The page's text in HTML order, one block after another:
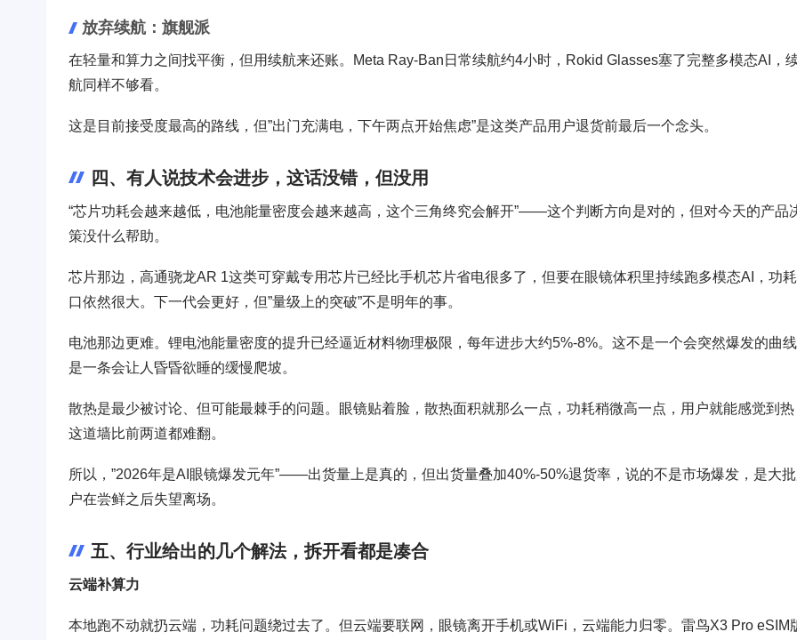
放弃续航：旗舰派
在轻量和算力之间找平衡，但用续航来还账。Meta Ray-Ban日常续航约4小时，Rokid Glasses塞了完整多模态AI，
航同样不够看。
这是目前接受度最高的路线，但”出门充满电，下午两点开始焦虑”是这类产品用户退货前最后一个念头。
四、有人说技术会进步，这话没错，但没用
“芯片功耗会越来越低，电池能量密度会越来越高，这个三角终究会解开”——这个判断方向是对的，但对今天的产品
策没什么帮助。
芯片那边，高通骁龙AR 1这类可穿戴专用芯片已经比手机芯片省电很多了，但要在眼镜体积里持续跑多模态AI，功
口依然很大。下一代会更好，但”量级上的突破”不是明年的事。
电池那边更难。锂电池能量密度的提升已经逼近材料物理极限，每年进步大约5%-8%。这不是一个会突然爆发的曲
是一条会让人昏昏欲睡的缓慢爬坡。
散热是最少被讨论、但可能最棘手的问题。眼镜贴着脸，散热面积就那么一点，功耗稍微高一点，用户就能感觉到热
这道墙比前两道都难翻。
所以，”2026年是AI眼镜爆发元年”——出货量上是真的，但出货量叠加40%-50%退货率，说的不是市场爆发，是大
户在尝鲜之后失望离场。
五、行业给出的几个解法，拆开看都是凑合
云端补算力
本地跑不动就扔云端，功耗问题绕过去了。但云端要联网，眼镜离开手机或WiFi，云端能力归零。雷鸟X3 Pro eSIM